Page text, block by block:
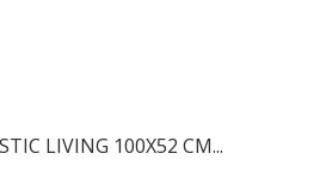
LIVING 100X52 CM...